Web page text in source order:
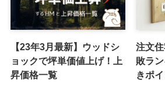
【23年3月最新】ウッドシ
ョックで坪単価値上げ！上
昇価格一覧
注文
敗ラ
きポ